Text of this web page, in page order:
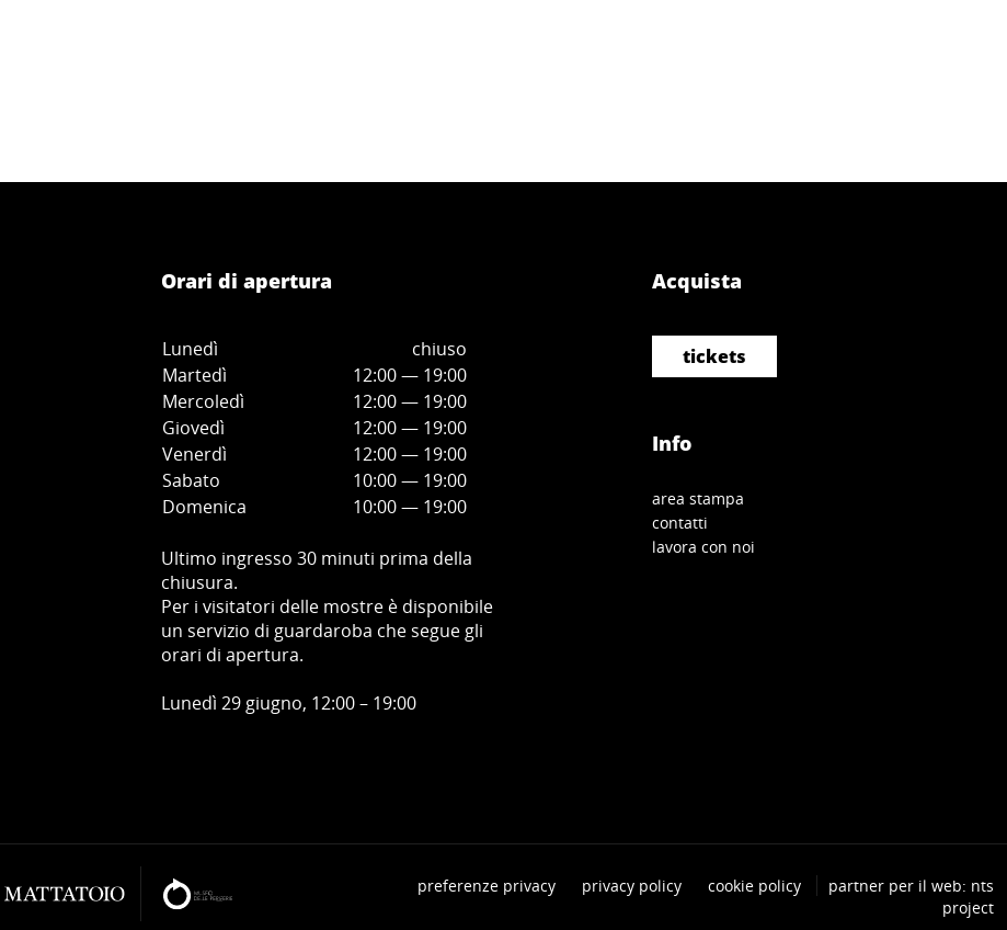
Orari di apertura
Lunedì
chiuso
Martedì
12:00 — 19:00
Mercoledì
12:00— 19:00
Giovedì
12:00— 19:00
Venerdì
12:00— 19:00
Sabato
10:00— 19:00
Domenica
10:00— 19:00
Ultimo ingresso 30 minuti prima della
chiusura.
Per i visitatori delle mostre è disponibile
un servizio di guardaroba che segue gli
orari di apertura.
Lunedì 29 giugno, 12:00 – 19:00
Acquista
tickets
Info
area stampa
contatti
lavora con noi
preferenze privacy privacy policy cookie policy
partner per il web: nts
project